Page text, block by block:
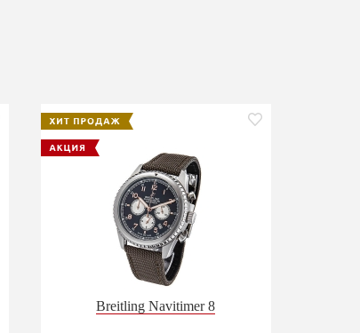
Breitling Navitimer 8